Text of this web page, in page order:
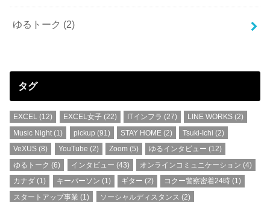
ゆるトーク (2)
タグ
EXCEL (12) EXCEL女子(22) ITインフラ (27) LINE WORKS (2)
Music Night (1) pickup (91) STAY HOME(2) Tsuki-Ichi (2)
VeXUS (8) YouTube (2) Zoom (5) ゆるインタビュー (12)
ゆるトーク (6) インタビュー (43) オンラインコミュニケーション (4)
カナダ (1) キーパーソン (1) ギター (2) コクー警察密着24時 (1)
スタートアップ事業 (1) ソーシャルディスタンス (2)